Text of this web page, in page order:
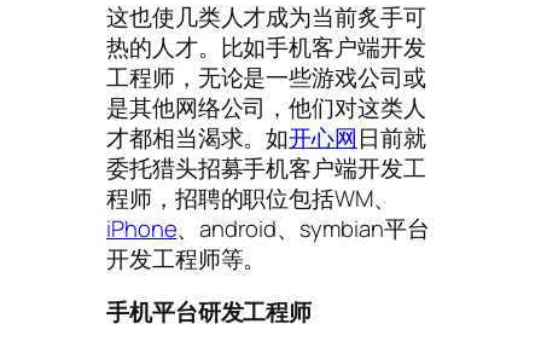
这也使几类人才成为当前炙手可
热的人才。比如手机客户端开发
工程师，无论是一些游戏公司或
是其他网络公司，他们对这类人
才都相当渴求。如开心网日前就
委托猎头招募手机客户端开发工
程师，招聘的职位包括WM、
iPhone、android、symbian平台
开发工程师等。
手机平台研发工程师